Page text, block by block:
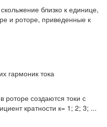
близко к единице,
и роторе, приведенные к
гармоник тока
роторе создаются токи с
кратности к= 1; 2; 3; ...